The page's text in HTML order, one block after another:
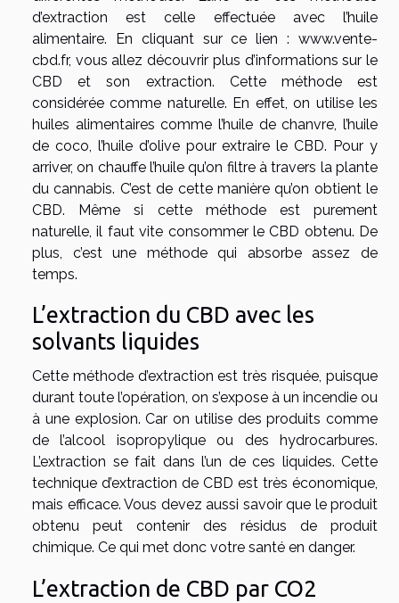
d’extraction est celle effectuée avec l’huile
alimentaire. En cliquant sur ce lien : www.vente-
cbd.fr, vous allez découvrir plus d’informations sur le
CBD et son extraction. Cette méthode est
considérée comme naturelle. En effet, on utilise les
huiles alimentaires comme l’huile de chanvre, l’huile
de coco, l’huile d’olive pour extraire le CBD. Pour y
arriver, on chauffe l’huile qu’on filtre à travers la plante
du cannabis. C’est de cette manière qu’on obtient le
CBD. Même si cette méthode est purement
naturelle, il faut vite consommer le CBD obtenu. De
plus, c’est une méthode qui absorbe assez de
temps.
L’extraction du CBD avec les
solvants liquides
Cette méthode d’extraction est très risquée, puisque
durant toute l’opération, on s’expose à un incendie ou
à une explosion. Car on utilise des produits comme
de l’alcool isopropylique ou des hydrocarbures.
L’extraction se fait dans l’un de ces liquides. Cette
technique d’extraction de CBD est très économique,
mais efficace. Vous devez aussi savoir que le produit
obtenu peut contenir des résidus de produit
chimique. Ce qui met donc votre santé en danger.
L’extraction de CBD par CO2